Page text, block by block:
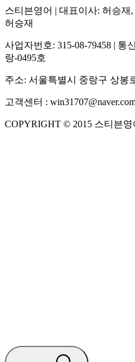
스티븐영어 | 대표이사: 허승재,
허승재
사업자번호: 315-08-79458 | 통
랑-0495호
주소: 서울특별시 중랑구 상봉
고객센터 :
COPYRIGHT © 2015 스티븐영